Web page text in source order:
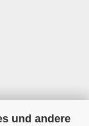
und andere